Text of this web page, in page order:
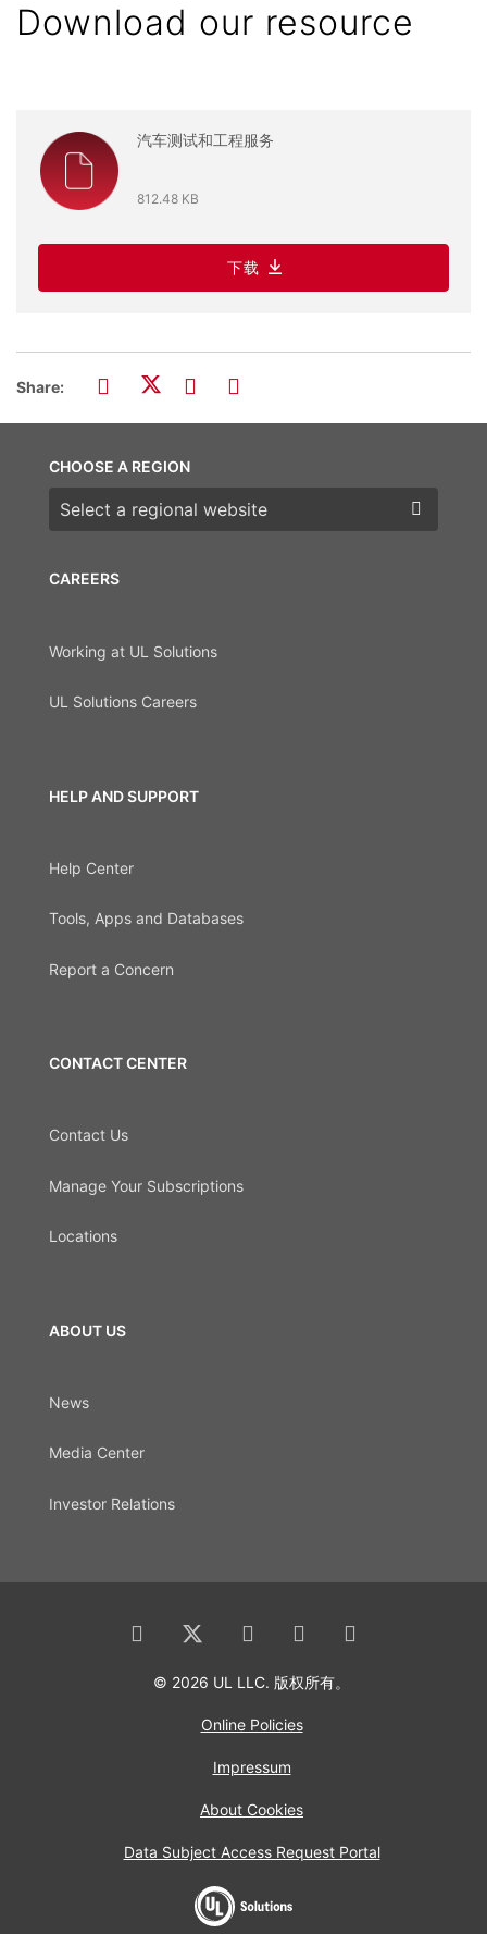
Download our resource
汽车测试和工程服务
812.48 KB
下载
Share:
CAREERS
Working at UL Solutions
UL Solutions Careers
HELP AND SUPPORT
Help Center
Tools, Apps and Databases
Report a Concern
CONTACT CENTER
Contact Us
Manage Your Subscriptions
Locations
ABOUT US
News
Media Center
Investor Relations
CHOOSE A REGION
Choose a region
© 2026 UL LLC. 版权所有。
Online Policies
Impressum
About Cookies
Data Subject Access Request Portal